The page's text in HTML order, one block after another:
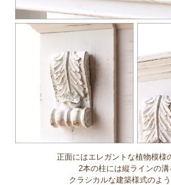
正面にはエレガントな植物模様
2本の柱には縦ラインの溝
クラシカルな建築様式のよ